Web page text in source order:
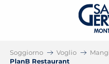
Soggiorno Voglio
PlanB Restaurant